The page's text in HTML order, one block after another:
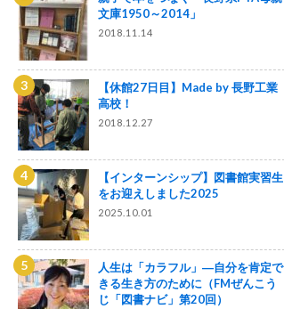
文庫1950～2014」
2018.11.14
【休館27日目】Made by 長野工業
高校！
2018.12.27
【インターンシップ】図書館実習生
をお迎えしました2025
2025.10.01
人生は「カラフル」―自分を肯定で
きる生き方のために（FMぜんこう
じ「図書ナビ」第20回）